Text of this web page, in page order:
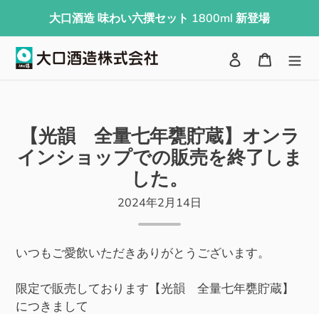
大口酒造 味わい六撰セット 1800ml 新登場
検索 ログイン
カート
【光韻 全量七年甕貯蔵】オンラ
インショップでの販売を終了しま
した。
2024年2月14日
いつもご愛飲いただきありがとうございます。
限定で販売しております【光韻 全量七年甕貯蔵】
につきまして